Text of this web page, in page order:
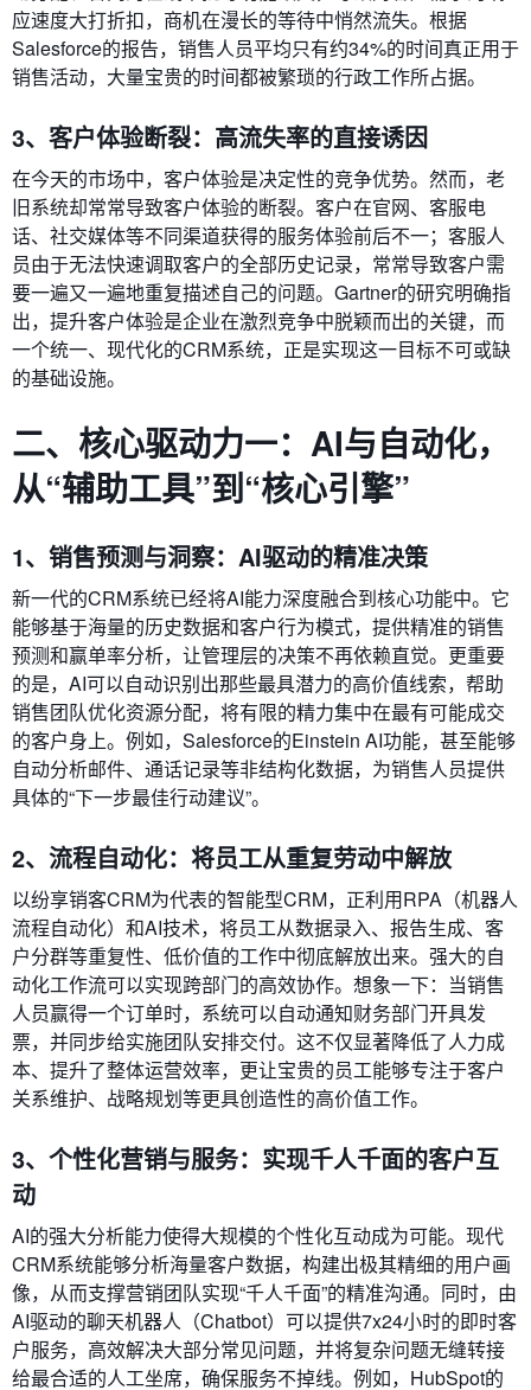
应速度大打折扣，商机在漫长的等待中悄然流失。根据
Salesforce的报告，销售人员平均只有约34%的时间真正用于
销售活动，大量宝贵的时间都被繁琐的行政工作所占据。
3、客户体验断裂：高流失率的直接诱因
在今天的市场中，客户体验是决定性的竞争优势。然而，老
旧系统却常常导致客户体验的断裂。客户在官网、客服电
话、社交媒体等不同渠道获得的服务体验前后不一；客服人
员由于无法快速调取客户的全部历史记录，常常导致客户需
要一遍又一遍地重复描述自己的问题。Gartner的研究明确指
出，提升客户体验是企业在激烈竞争中脱颖而出的关键，而
一个统一、现代化的CRM系统，正是实现这一目标不可或缺
的基础设施。
二、核心驱动力一：AI与自动化，
从“辅助工具”到“核心引擎”
1、销售预测与洞察：AI驱动的精准决策
新一代的CRM系统已经将AI能力深度融合到核心功能中。它
能够基于海量的历史数据和客户行为模式，提供精准的销售
预测和赢单率分析，让管理层的决策不再依赖直觉。更重要
的是，AI可以自动识别出那些最具潜力的高价值线索，帮助
销售团队优化资源分配，将有限的精力集中在最有可能成交
的客户身上。例如，Salesforce的Einstein AI功能，甚至能够
自动分析邮件、通话记录等非结构化数据，为销售人员提供
具体的“下一步最佳行动建议”。
2、流程自动化：将员工从重复劳动中解放
以纷享销客CRM为代表的智能型CRM，正利用RPA（机器人
流程自动化）和AI技术，将员工从数据录入、报告生成、客
户分群等重复性、低价值的工作中彻底解放出来。强大的自
动化工作流可以实现跨部门的高效协作。想象一下：当销售
人员赢得一个订单时，系统可以自动通知财务部门开具发
票，并同步给实施团队安排交付。这不仅显著降低了人力成
本、提升了整体运营效率，更让宝贵的员工能够专注于客户
关系维护、战略规划等更具创造性的高价值工作。
3、个性化营销与服务：实现千人千面的客户互
动
AI的强大分析能力使得大规模的个性化互动成为可能。现代
CRM系统能够分析海量客户数据，构建出极其精细的用户画
像，从而支撑营销团队实现“千人千面”的精准沟通。同时，由
AI驱动的聊天机器人（Chatbot）可以提供7x24小时的即时客
户服务，高效解决大部分常见问题，并将复杂问题无缝转接
给最合适的人工坐席，确保服务不掉线。例如，HubSpot的